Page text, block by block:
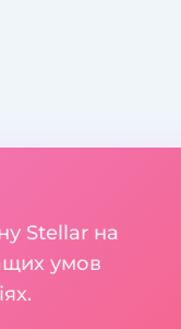
Stellar на
умов